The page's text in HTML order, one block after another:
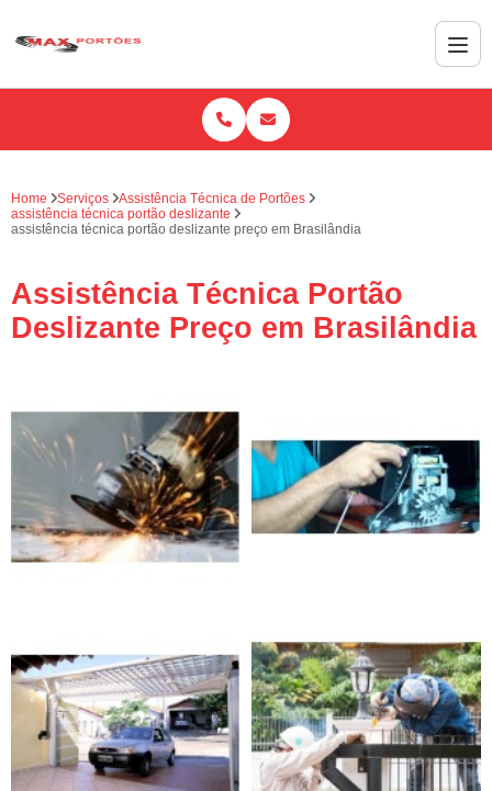
Home Serviços
Assistência Técnica de Portões
assistência técnica portão deslizante
assistência técnica portão deslizante preço em Brasilândia
Assistência Técnica Portão
Deslizante Preço em Brasilândia